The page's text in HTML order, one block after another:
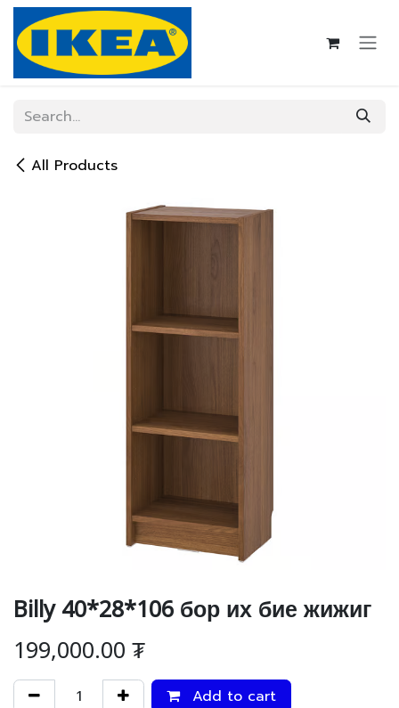
Skip to Content
All Products
Billy 40*28*106 бор их бие жижиг
199,000.00₮
Add to cart